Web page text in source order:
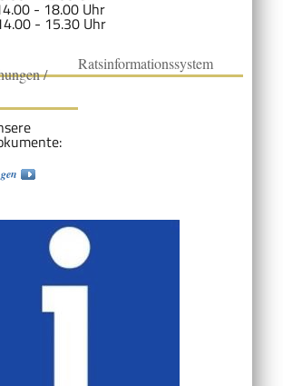
- 18.00 Uhr
- 15.30 Uhr
/
Ratsinformationssystem